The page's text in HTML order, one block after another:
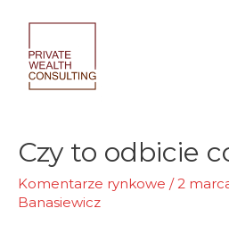
content
Czy to odbicie
Komentarze rynkowe /2
Banasiewicz